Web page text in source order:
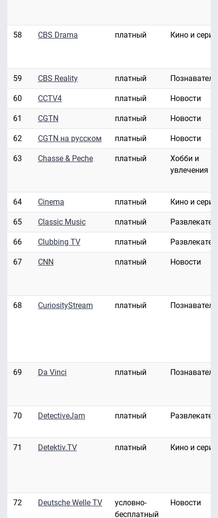
58 CBS Drama платный Кино и
59 CBS Reality платный
60 CCTV4 платный Новости
61 CGTN платный Новости
62 CGTN на русском платный Новости
63 Chasse & Peche платный
Хобби и
увлечения
64 Cinema платный Кино и
65 Classic Music платный
66 Clubbing TV платный
67 CNN платный Новости
68 CuriosityStream платный
69 Da Vinci платный
70 DetectiveJam платный
71 Detektiv.TV платный Кино и
72 Deutsche Welle TV
условно-
бесплатный
Новости